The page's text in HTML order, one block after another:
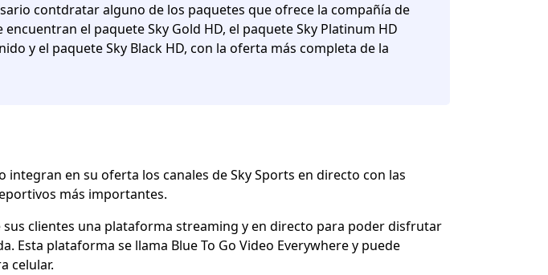
contdratar alguno de los paquetes que ofrece la compañía de
el paquete Sky Gold HD, el paquete Sky Platinum HD
y el paquete Sky Black HD, con la oferta más completa de la
integran en su oferta los canales de Sky Sports en directo con las
más importantes.
clientes una plataforma streaming y en directo para poder disfrutar
Esta plataforma se llama Blue To Go Video Everywhere y puede
celular.